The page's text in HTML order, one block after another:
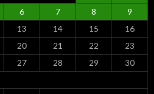
6 7 8
9
13 14 15
16
20 21 22
23
27 28 29
30